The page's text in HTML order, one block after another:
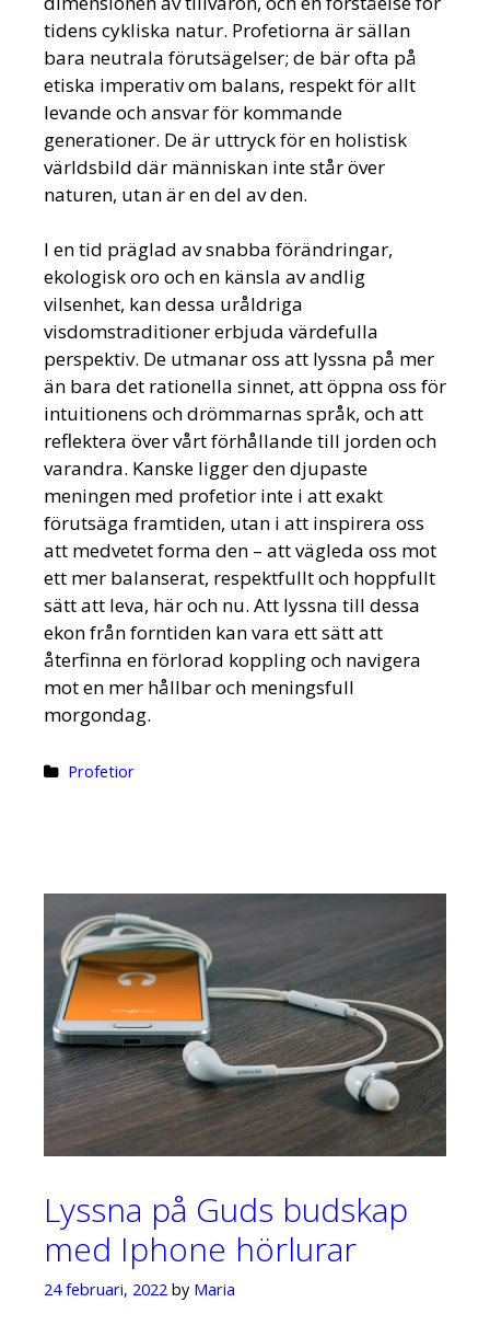
tidens cykliska natur. Profetiorna är sällan
bara neutrala förutsägelser; de bär ofta på
etiska imperativ om balans, respekt för allt
levande och ansvar för kommande
generationer. De är uttryck för en holistisk
världsbild där människan inte står över
naturen, utan är en del av den.
I en tid präglad av snabba förändringar,
ekologisk oro och en känsla av andlig
vilsenhet, kan dessa uråldriga
visdomstraditioner erbjuda värdefulla
perspektiv. De utmanar oss att lyssna på mer
än bara det rationella sinnet, att öppna oss för
intuitionens och drömmarnas språk, och att
reflektera över vårt förhållande till jorden och
varandra. Kanske ligger den djupaste
meningen med profetior inte i att exakt
förutsäga framtiden, utan i att inspirera oss
att medvetet forma den – att vägleda oss mot
ett mer balanserat, respektfullt och hoppfullt
sätt att leva, här och nu. Att lyssna till dessa
ekon från forntiden kan vara ett sätt att
återfinna en förlorad koppling och navigera
mot en mer hållbar och meningsfull
morgondag.
Categories
Profetior
Lyssna på Guds budskap
med Iphone hörlurar
24 februari, 2022 by Maria